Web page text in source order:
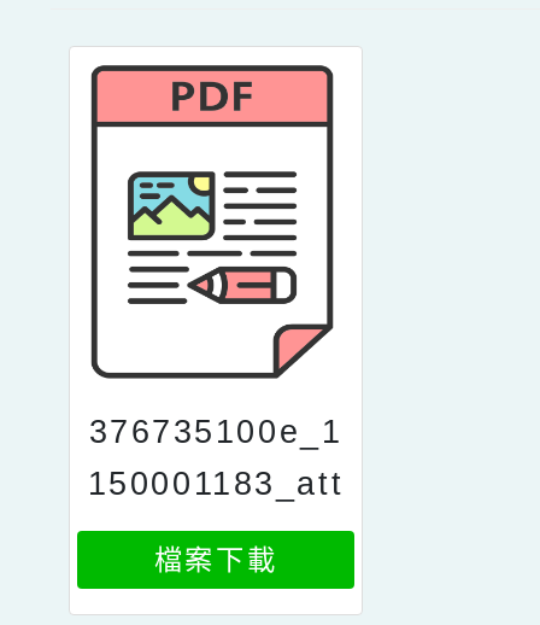
376735100e_1
150001183_att
ach2
檔案下載